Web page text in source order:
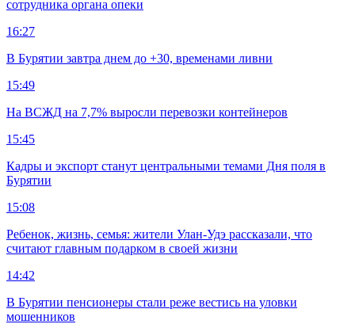
сотрудника органа опеки
16:27
В Бурятии завтра днем до +30, временами ливни
15:49
На ВСЖД на 7,7% выросли перевозки контейнеров
15:45
Кадры и экспорт станут центральными темами Дня поля в
Бурятии
15:08
Ребенок, жизнь, семья: жители Улан-Удэ рассказали, что
считают главным подарком в своей жизни
14:42
В Бурятии пенсионеры стали реже вестись на уловки
мошенников